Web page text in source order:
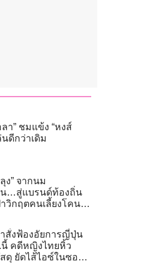
ลา” ชมแข้ง “หงส์
นดีกว่าเดิม
ง” จากนม
น…สู่แบรนด์ท้องถิ่น
วิกฤตคนเลี้ยงโคนม
สั่งฟ้องอัยการญี่ปุ่น
นี้ คดีหญิงไทยหิ้ว
ดุ ยัดไส้ไอซ์ในซอง